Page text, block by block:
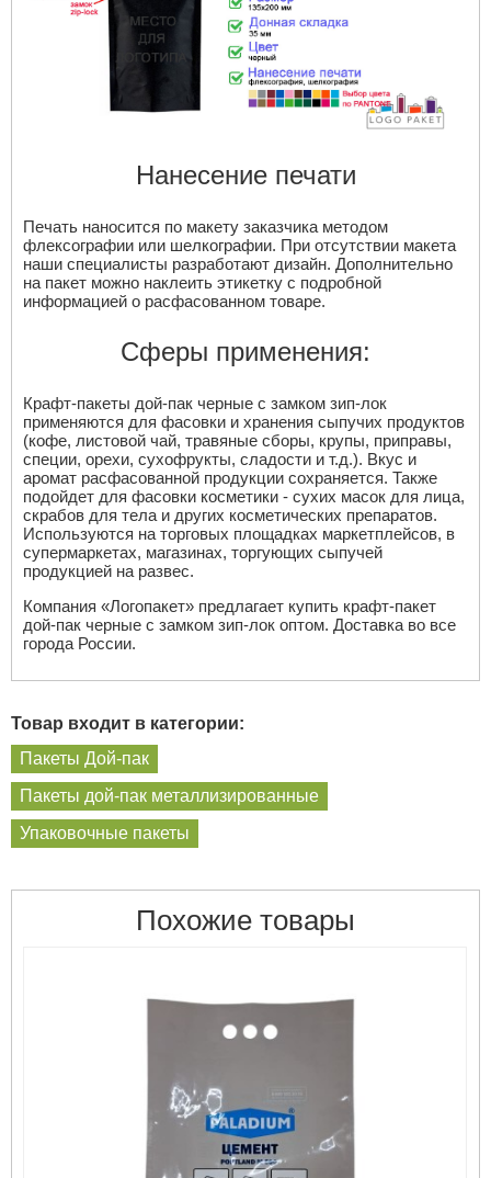
Нанесение печати
Печать наносится по макету заказчика методом
флексографии или шелкографии. При отсутствии макета
наши специалисты разработают дизайн. Дополнительно
на пакет можно наклеить этикетку с подробной
информацией о расфасованном товаре.
Сферы применения:
Крафт-пакеты дой-пак черные с замком зип-лок
применяются для фасовки и хранения сыпучих продуктов
(кофе, листовой чай, травяные сборы, крупы, приправы,
специи, орехи, сухофрукты, сладости и т.д.). Вкус и
аромат расфасованной продукции сохраняется. Также
подойдет для фасовки косметики - сухих масок для лица,
скрабов для тела и других косметических препаратов.
Используются на торговых площадках маркетплейсов, в
супермаркетах, магазинах, торгующих сыпучей
продукцией на развес.
Компания «Логопакет» предлагает купить крафт-пакет
дой-пак черные с замком зип-лок оптом. Доставка во все
города России.
Товар входит в категории:
Пакеты Дой-пак
Пакеты дой-пак металлизированные
Упаковочные пакеты
Похожие товары